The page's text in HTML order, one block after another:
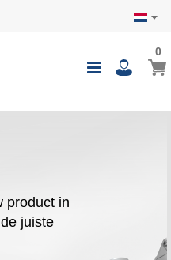
Toggle
00
product in
juiste